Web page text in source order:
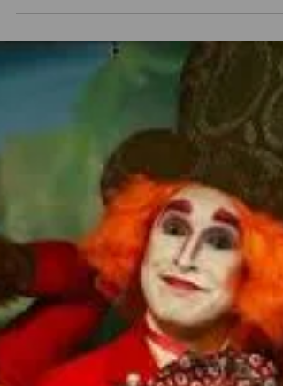
amigos, dice una...